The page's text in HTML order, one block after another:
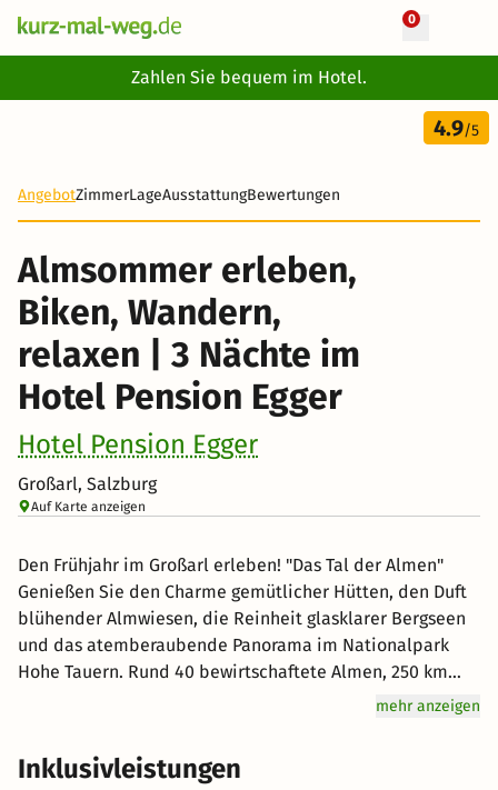
0
Zahlen Sie bequem im Hotel.
4 Tage
315 €
4.9/5
AngebotZimmerLageAusstattungBewertungen
Almsommer erleben,
Biken, Wandern,
relaxen | 3 Nächte im
Hotel Pension Egger
Hotel Pension Egger
Großarl, Salzburg
Auf Karte anzeigen
Den Frühjahr im Großarl erleben! "Das Tal der Almen"
Genießen Sie den Charme gemütlicher Hütten, den Duft
blühender Almwiesen, die Reinheit glasklarer Bergseen
und das atemberaubende Panorama im Nationalpark
Hohe Tauern. Rund 40 bewirtschaftete Almen, 250 km
bestens ausgeschilderte Wanderwege und 120 km
Wanderdörfer Großarl und Hüttschlag. Über 100
Tourentipps in der interaktiven Wanderkarte auf unserer
mehr anzeigen
Inklusivleistungen